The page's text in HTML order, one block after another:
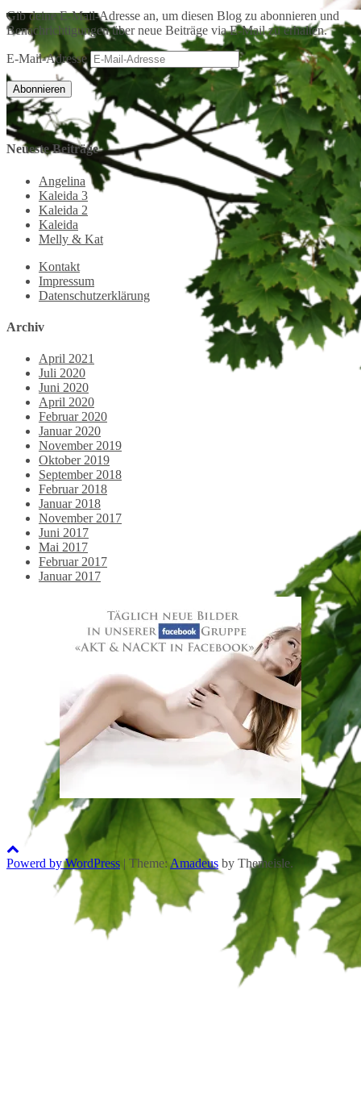
Gib deine E-Mail-Adresse an, um diesen Blog zu abonnieren und
Benachrichtigungen über neue Beiträge via E-Mail zu erhalten.
E-Mail-Adresse
Abonnieren
Neueste Beiträge
Angelina
Kaleida 3
Kaleida 2
Kaleida
Melly & Kat
Kontakt
Impressum
Datenschutzerklärung
Archiv
April 2021
Juli 2020
Juni 2020
April 2020
Februar 2020
Januar 2020
November 2019
Oktober 2019
September 2018
Februar 2018
Januar 2018
November 2017
Juni 2017
Mai 2017
Februar 2017
Januar 2017
Powerd by WordPress | Theme: Amadeus by Themeisle.